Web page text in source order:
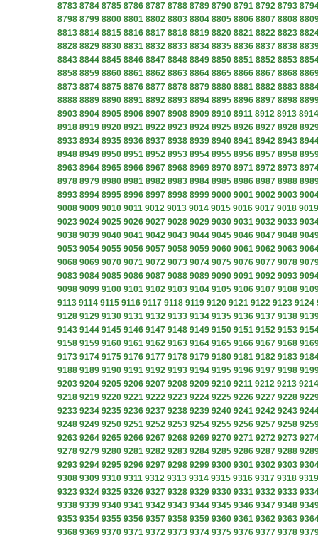
8783 8784 8785 8786 8787 8788 8789 8790 8791 8792 8793
8798 8799 8800 8801 8802 8803 8804 8805 8806 8807 8808
8813 8814 8815 8816 8817 8818 8819 8820 8821 8822 8823
8828 8829 8830 8831 8832 8833 8834 8835 8836 8837 8838
8843 8844 8845 8846 8847 8848 8849 8850 8851 8852 8853
8858 8859 8860 8861 8862 8863 8864 8865 8866 8867 8868
8873 8874 8875 8876 8877 8878 8879 8880 8881 8882 8883
8888 8889 8890 8891 8892 8893 8894 8895 8896 8897 8898
8903 8904 8905 8906 8907 8908 8909 8910 8911 8912 8913 8914
8918 8919 8920 8921 8922 8923 8924 8925 8926 8927 8928
8933 8934 8935 8936 8937 8938 8939 8940 8941 8942 8943
8948 8949 8950 8951 8952 8953 8954 8955 8956 8957 8958
8963 8964 8965 8966 8967 8968 8969 8970 8971 8972 8973
8978 8979 8980 8981 8982 8983 8984 8985 8986 8987 8988
8993 8994 8995 8996 8997 8998 8999 9000 9001 9002 9003
9008 9009 9010 9011 9012 9013 9014 9015 9016 9017 9018 9019
9023 9024 9025 9026 9027 9028 9029 9030 9031 9032 9033
9038 9039 9040 9041 9042 9043 9044 9045 9046 9047 9048
9053 9054 9055 9056 9057 9058 9059 9060 9061 9062 9063
9068 9069 9070 9071 9072 9073 9074 9075 9076 9077 9078
9083 9084 9085 9086 9087 9088 9089 9090 9091 9092 9093
9098 9099 9100 9101 9102 9103 9104 9105 9106 9107 9108
9113 9114 9115 9116 9117 9118 9119 9120 9121 9122 9123 9124
9128 9129 9130 9131 9132 9133 9134 9135 9136 9137 9138
9143 9144 9145 9146 9147 9148 9149 9150 9151 9152 9153
9158 9159 9160 9161 9162 9163 9164 9165 9166 9167 9168
9173 9174 9175 9176 9177 9178 9179 9180 9181 9182 9183
9188 9189 9190 9191 9192 9193 9194 9195 9196 9197 9198
9203 9204 9205 9206 9207 9208 9209 9210 9211 9212 9213 9214
9218 9219 9220 9221 9222 9223 9224 9225 9226 9227 9228
9233 9234 9235 9236 9237 9238 9239 9240 9241 9242 9243
9248 9249 9250 9251 9252 9253 9254 9255 9256 9257 9258
9263 9264 9265 9266 9267 9268 9269 9270 9271 9272 9273
9278 9279 9280 9281 9282 9283 9284 9285 9286 9287 9288
9293 9294 9295 9296 9297 9298 9299 9300 9301 9302 9303
9308 9309 9310 9311 9312 9313 9314 9315 9316 9317 9318 9319
9323 9324 9325 9326 9327 9328 9329 9330 9331 9332 9333
9338 9339 9340 9341 9342 9343 9344 9345 9346 9347 9348
9353 9354 9355 9356 9357 9358 9359 9360 9361 9362 9363
9368 9369 9370 9371 9372 9373 9374 9375 9376 9377 9378